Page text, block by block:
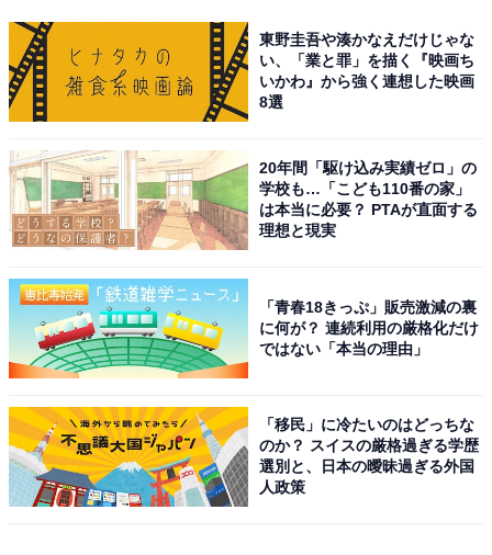
東野圭吾や湊かなえだけじゃな
い、「業と罪」を描く『映画ち
いかわ』から強く連想した映画
8選
20年間「駆け込み実績ゼロ」の
学校も…「こども110番の家」
は本当に必要？ PTAが直面する
理想と現実
「青春18きっぷ」販売激減の裏
に何が？ 連続利用の厳格化だけ
ではない「本当の理由」
「移民」に冷たいのはどっちな
のか？ スイスの厳格過ぎる学歴
選別と、日本の曖昧過ぎる外国
人政策